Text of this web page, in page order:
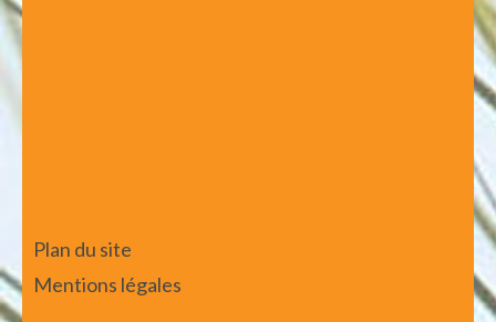
Plan du site
Mentions légales